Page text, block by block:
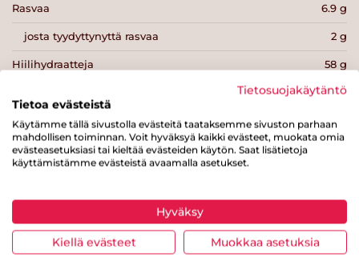
Rasvaa 6.9 g
josta tyydyttynyttä rasvaa 2 g
Hiilihydraatteja 58 g
3.2 g
Kuitua 15 g
Proteiinia
Tietosuojakäytäntö
Tietoa evästeistä
Käytämme tällä sivustolla evästeitä taataksemme sivuston parhaan
mahdollisen toiminnan. Voit hyväksyä kaikki evästeet, muokata omia
evästeasetuksiasi tai kieltää evästeiden käytön. Saat lisätietoja
käyttämistämme evästeistä avaamalla asetukset.
Hyväksy
Kiellä evästeet Muokkaa asetuksia